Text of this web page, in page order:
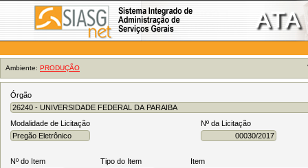
Ambiente: PRODUÇÃO
Órgão
Modalidade de Licitação Nº da Licitação
Nº do Item Tipo do Item Item